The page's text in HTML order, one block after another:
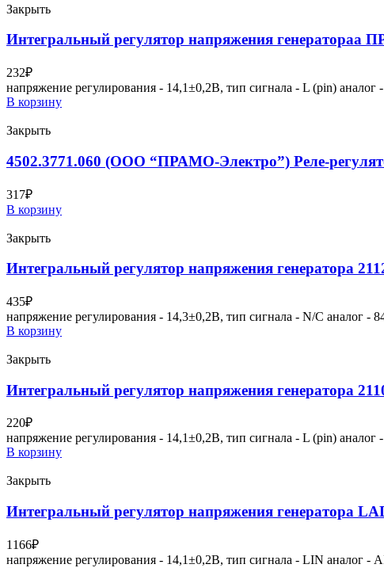
Закрыть
Интегральный регулятор напряжения генератораа
232₽
напряжение регулирования - 14,1±0,2В, тип сигнала - L (pin)
В корзину
Закрыть
4502.3771.060 (ООО “ПРАМО-Электро”) Реле-
317₽
В корзину
Закрыть
Интегральный регулятор напряжения генератора
435₽
напряжение регулирования - 14,3±0,2В, тип сигнала - N/C аналог -
В корзину
Закрыть
Интегральный регулятор напряжения генератора
220₽
напряжение регулирования - 14,1±0,2В, тип сигнала - L (pin)
В корзину
Закрыть
Интегральный регулятор напряжения генератора
1166₽
напряжение регулирования - 14,1±0,2В, тип сигнала - LIN аналог